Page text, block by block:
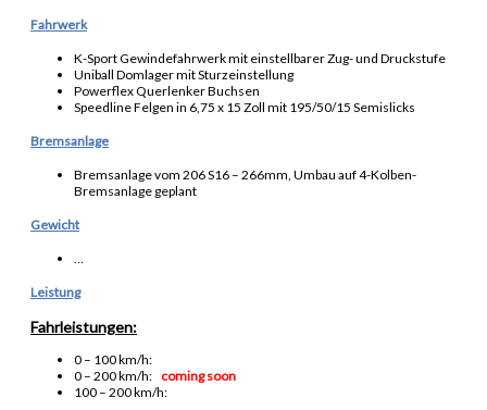
Fahrwerk
K-Sport Gewindefahrwerk mit einstellbarer Zug- und Druckstufe
Uniball Domlager mit Sturzeinstellung
Powerflex Querlenker Buchsen
Speedline Felgen in 6,75 x 15 Zoll mit 195/50/15 Semislicks
Bremsanlage
Bremsanlage vom 206 S16 – 266mm, Umbau auf 4-Kolben-
Bremsanlage geplant
Gewicht
…
Leistung
Fahrleistungen:
0 – 100 km/h:
0 – 200 km/h: coming soon
100 – 200 km/h: